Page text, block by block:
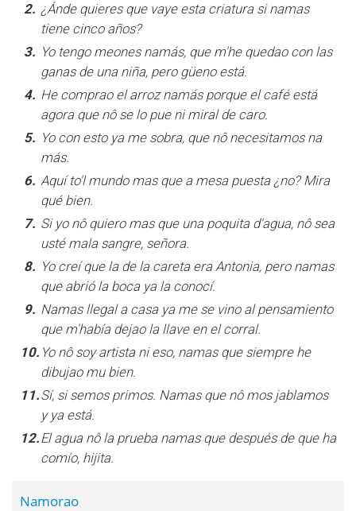
2. ¿Ánde quieres que vaye esta criatura si namas
tiene cinco años?
3. Yo tengo meones namás, que m'he quedao con las
ganas de una niña, pero güeno está.
4. He comprao el arroz namás porque el café está
agora que nô se lo pue ni miral de caro.
5. Yo con esto ya me sobra, que nô necesitamos na
más.
6. Aquí to'l mundo mas que a mesa puesta ¿no? Mira
qué bien.
7. Si yo nô quiero mas que una poquita d'agua, nô sea
usté mala sangre, señora.
8. Yo creí que la de la careta era Antonia, pero namas
que abrió la boca ya la conocí.
9. Namas llegal a casa ya me se vino al pensamiento
que m'había dejao la llave en el corral.
10. Yo nô soy artista ni eso, namas que siempre he
dibujao mu bien.
11.Sí, si semos primos. Namas que nô mos jablamos
y ya está.
12.El agua nô la prueba namas que después de que ha
comío, hijita.
Namorao